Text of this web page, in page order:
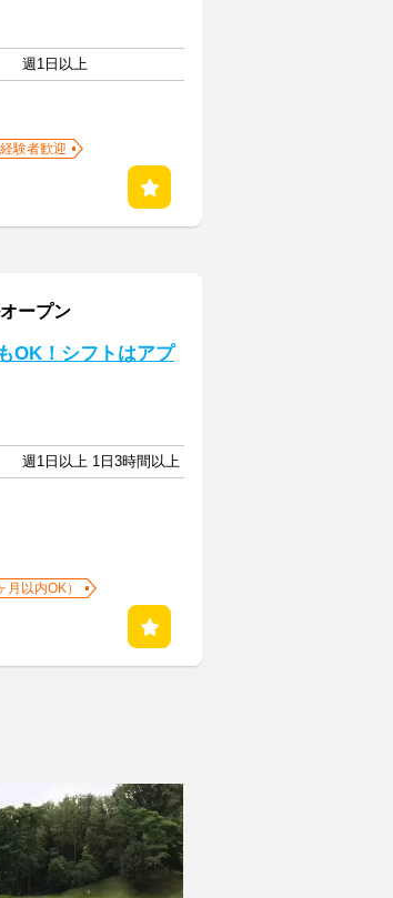
週1日以上
験者歓迎
ープン
OK！シフトはアプ
週1日以上 1日3時間以上
月以内OK）